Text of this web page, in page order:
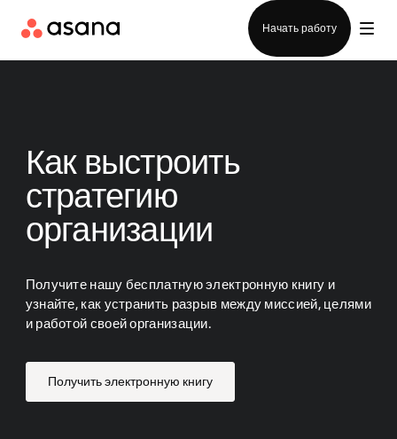
Начать работу
Как выстроить
стратегию
организации
Получите нашу бесплатную электронную книгу и
узнайте, как устранить разрыв между миссией, целями
и работой своей организации.
Получить электронную книгу